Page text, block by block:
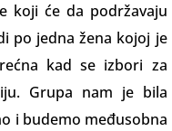
koji će da podržavaju
po jedna žena kojoj je
kad se izbori za
Grupa nam je bila
i budemo međusobna